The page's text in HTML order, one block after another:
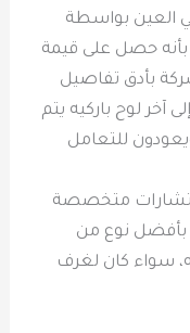
العين بواسطة
حصل على قيمة
بأدق تفاصيل
آخر لوح باركيه يتم
للتعامل
متخصصة
بأفضل نوع من
سواء كان لغرف